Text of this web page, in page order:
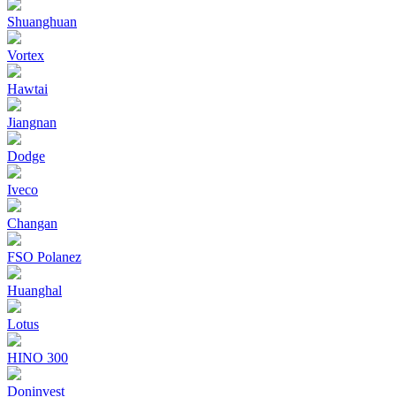
Shuanghuan
Vortex
Hawtai
Jiangnan
Dodge
Iveco
Changan
FSO Polanez
Huanghal
Lotus
HINO 300
Doninvest